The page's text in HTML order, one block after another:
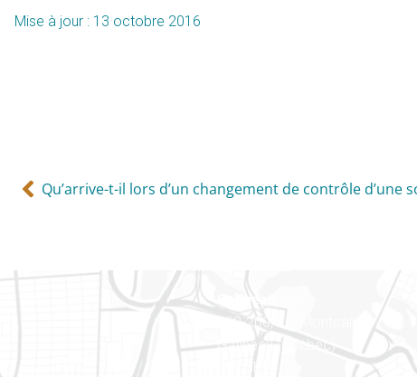
Mise à jour : 13 octobre 2016
Qu’arrive-t-il lors d’un changement de contrôle d’une
Gatineau
100-200, rue Montcalm
Gatineau (Québec)
J8Y 3B5